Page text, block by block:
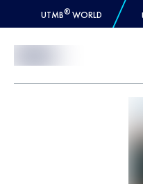
UTMB® WORLD